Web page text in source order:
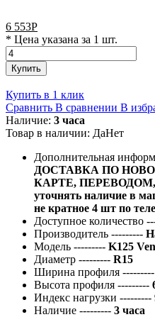
6 553Р
* Цена указана за 1 шт.
Купить
Купить в 1 клик
Сравнить В сравнении В
Наличие: 3 часа
Товар в наличии: ДаНет
Дополнительная
ДОСТАВКА ПО
КАРТЕ,
уточнять наличие в
не кратное 4 шт по
Доступное количество
Производитель ---------
Модель --------- K125
Диаметр --------- R15
Ширина профиля ---------
Высота профиля ---------
Индекс нагрузки ---------
Наличие --------- 3 часа